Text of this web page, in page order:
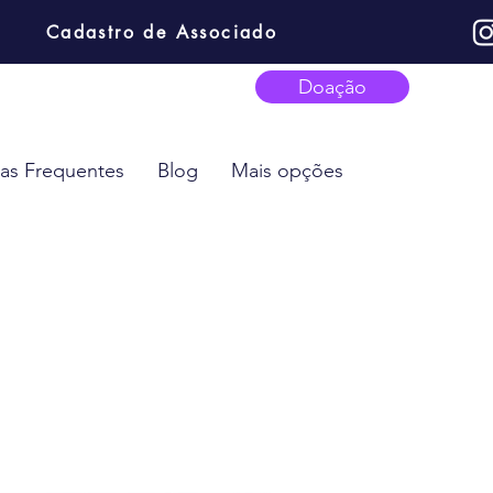
Cadastro de Associado
Doação
Frequentes Blog Mais opções